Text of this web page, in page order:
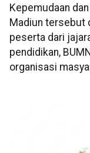
Kepemudaan
Madiun tersebut
peserta dari
pendidikan,
organisasi